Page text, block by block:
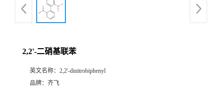
联
系
2,2'-二硝基联苯
英文名称： 2,2'-dinitrobiphenyl
品牌： 齐飞